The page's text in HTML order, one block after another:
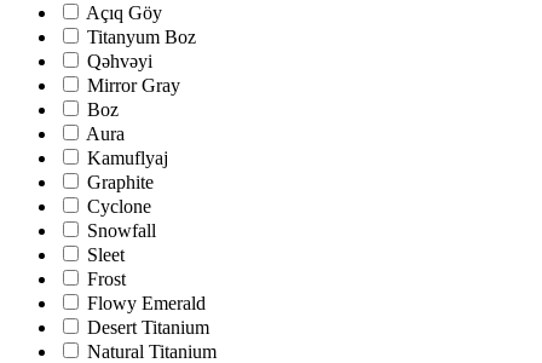
Açıq Göy
Titanyum Boz
Qəhvəyi
Mirror Gray
Boz
Aura
Kamuflyaj
Graphite
Cyclone
Snowfall
Sleet
Frost
Flowy Emerald
Desert Titanium
Natural Titanium